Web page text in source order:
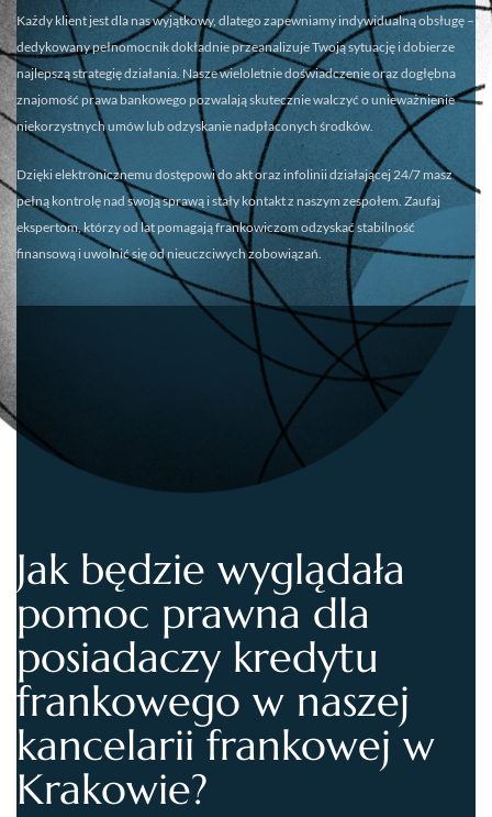
Każdy klient jest dla nas wyjątkowy, dlatego zapewniamy indywidualną obsługę –
dedykowany pełnomocnik dokładnie przeanalizuje Twoją sytuację i dobierze
najlepszą strategię działania. Nasze wieloletnie doświadczenie oraz dogłębna
znajomość prawa bankowego pozwalają skutecznie walczyć o unieważnienie
niekorzystnych umów lub odzyskanie nadpłaconych środków.
Dzięki elektronicznemu dostępowi do akt oraz infolinii działającej 24/7 masz
pełną kontrolę nad swoją sprawą i stały kontakt z naszym zespołem. Zaufaj
ekspertom, którzy od lat pomagają frankowiczom odzyskać stabilność
finansową i uwolnić się od nieuczciwych zobowiązań.
Jak będzie wyglądała
pomoc prawna dla
posiadaczy kredytu
frankowego w naszej
kancelarii frankowej w
Krakowie?